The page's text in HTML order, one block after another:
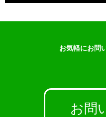
お気軽にお問
お問